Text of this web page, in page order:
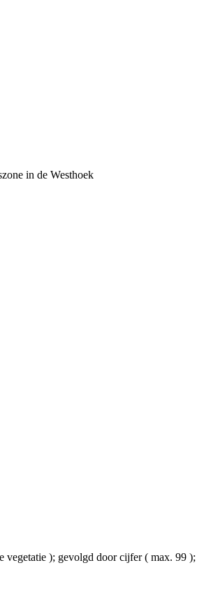
in de Westhoek
vegetatie ); gevolgd door cijfer ( max. 99 );